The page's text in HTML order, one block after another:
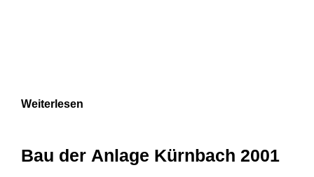
Weiterlesen
Bau der Anlage Kürnbach 2001